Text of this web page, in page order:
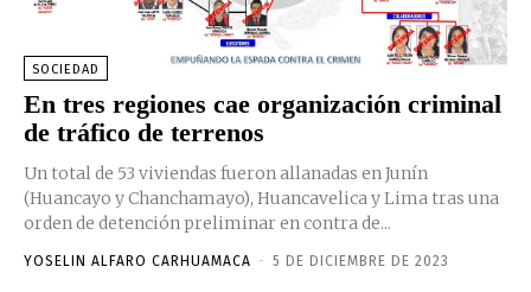
SOCIEDAD
En tres regiones cae organización criminal
de tráfico de terrenos
Un total de 53 viviendas fueron allanadas en Junín
(Huancayo y Chanchamayo), Huancavelica y Lima tras una
orden de detención preliminar en contra de...
YOSELIN ALFARO CARHUAMACA - 5 DE DICIEMBRE DE 2023